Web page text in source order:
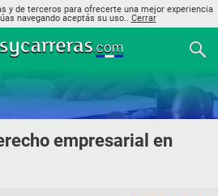
y de terceros para ofrecerte una mejor experiencia
navegando aceptás su uso.. Cerrar
empresarial en